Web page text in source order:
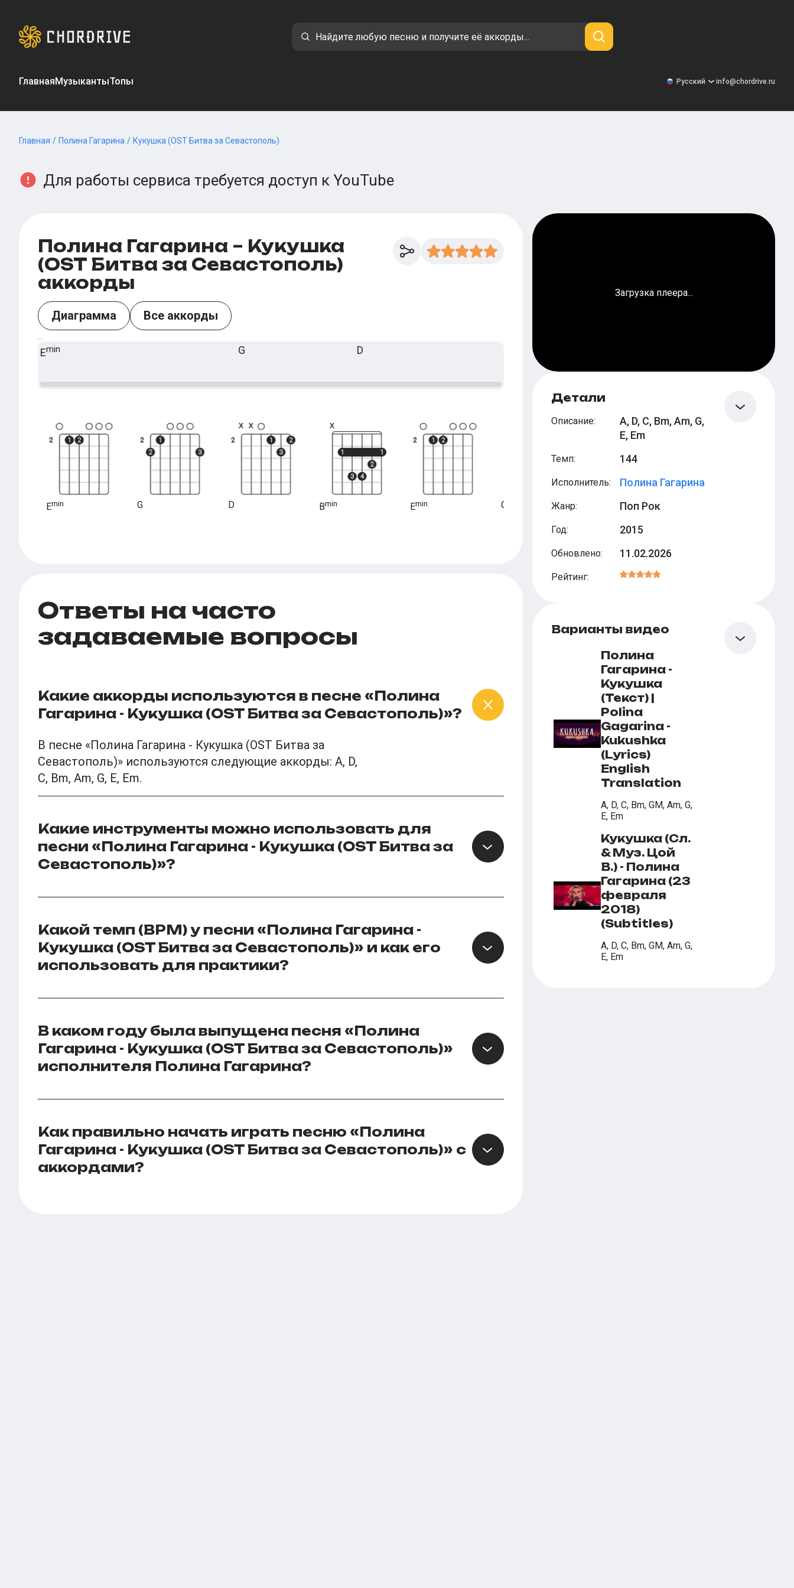
ГлавнаяМузыкантыТопы Русский info@chordrive.ru
Главная / Полина Гагарина / Кукушка (OST Битва за Севастополь)
Для работы сервиса требуется доступ к YouTube
Полина Гагарина – Кукушка
(OST Битва за Севастополь)
аккорды
Диаграмма Все аккорды
Emin G D
Emin G D Bmin Emin G
Загрузка плеера...
Детали
Описание:
A, D, C, Bm, Am, G,
E, Em
Темп: 144
Исполнитель: Полина Гагарина
Жанр: Поп Рок
Год: 2015
Обновлено: 11.02.2026
Рейтинг:
Варианты видео
Полина
Гагарина -
Кукушка
(Текст) |
Polina
Gagarina -
Kukushka
(Lyrics)
English
Translation
A, D, C, Bm, GM, Am, G,
E, Em
Кукушка (Сл.
& Муз. Цой
В.) - Полина
Гагарина (23
февраля
2018)
(Subtitles)
A, D, C, Bm, GM, Am, G,
E, Em
Ответы на часто
задаваемые вопросы
Какие аккорды используются в песне «Полина
Гагарина - Кукушка (OST Битва за Севастополь)»?
В песне «Полина Гагарина - Кукушка (OST Битва за
Севастополь)» используются следующие аккорды: A, D,
C, Bm, Am, G, E, Em.
Какие инструменты можно использовать для
песни «Полина Гагарина - Кукушка (OST Битва за
Севастополь)»?
Какой темп (BPM) у песни «Полина Гагарина -
Кукушка (OST Битва за Севастополь)» и как его
использовать для практики?
В каком году была выпущена песня «Полина
Гагарина - Кукушка (OST Битва за Севастополь)»
исполнителя Полина Гагарина?
Как правильно начать играть песню «Полина
Гагарина - Кукушка (OST Битва за Севастополь)» с
аккордами?